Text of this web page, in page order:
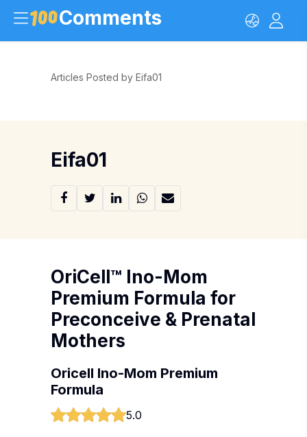
Comments
Articles Posted by Eifa01
Eifa01
OriCell™ Ino-Mom
Premium Formula for
Preconceive & Prenatal
Mothers
Oricell Ino-Mom Premium
Formula
5.0